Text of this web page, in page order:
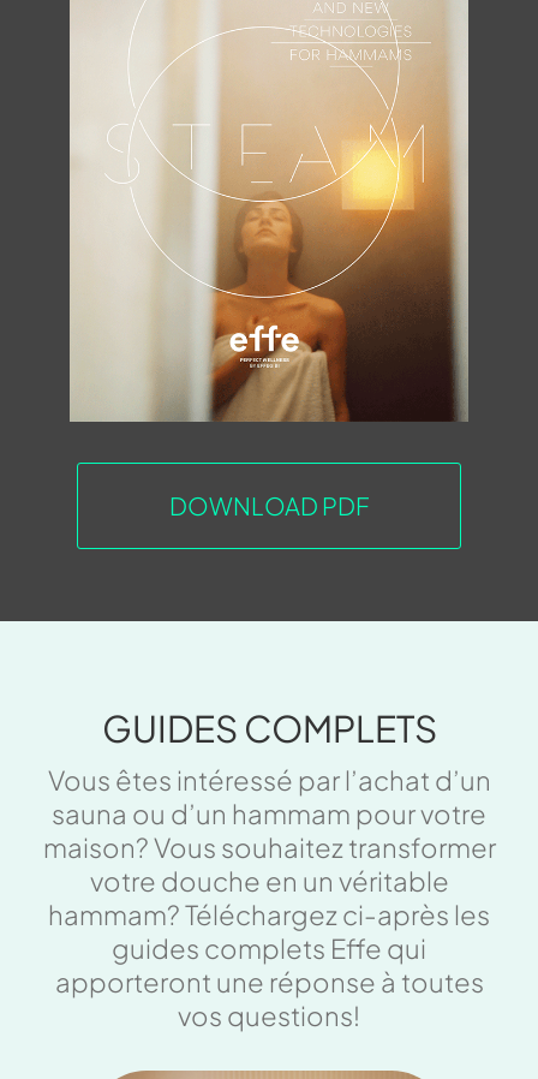
DOWNLOAD PDF
GUIDES COMPLETS
Vous êtes intéressé par l’achat d’un
sauna ou d’un hammam pour votre
maison? Vous souhaitez transformer
votre douche en un véritable
hammam? Téléchargez ci-après les
guides complets Effe qui
apporteront une réponse à toutes
vos questions!